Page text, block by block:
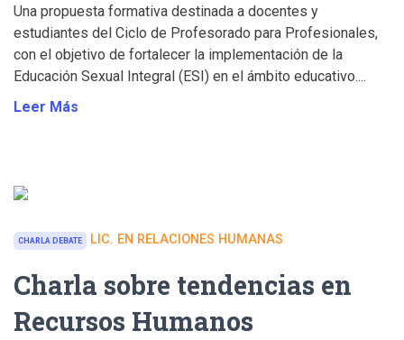
Una propuesta formativa destinada a docentes y
estudiantes del Ciclo de Profesorado para Profesionales,
con el objetivo de fortalecer la implementación de la
Educación Sexual Integral (ESI) en el ámbito educativo....
Leer Más
CHARLA DEBATE LIC. EN RELACIONES HUMANAS
Charla sobre tendencias en
Recursos Humanos